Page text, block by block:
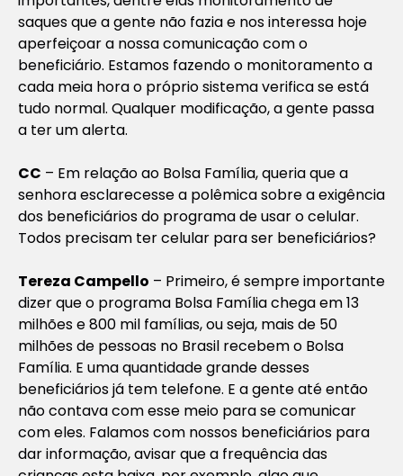
saques que a gente não fazia e nos interessa hoje
aperfeiçoar a nossa comunicação com o
beneficiário. Estamos fazendo o monitoramento a
cada meia hora o próprio sistema verifica se está
tudo normal. Qualquer modificação, a gente passa
a ter um alerta.
CC – Em relação ao Bolsa Família, queria que a
senhora esclarecesse a polêmica sobre a exigência
dos beneficiários do programa de usar o celular.
Todos precisam ter celular para ser beneficiários?
Tereza Campello – Primeiro, é sempre importante
dizer que o programa Bolsa Família chega em 13
milhões e 800 mil famílias, ou seja, mais de 50
milhões de pessoas no Brasil recebem o Bolsa
Família. E uma quantidade grande desses
beneficiários já tem telefone. E a gente até então
não contava com esse meio para se comunicar
com eles. Falamos com nossos beneficiários para
dar informação, avisar que a frequência das